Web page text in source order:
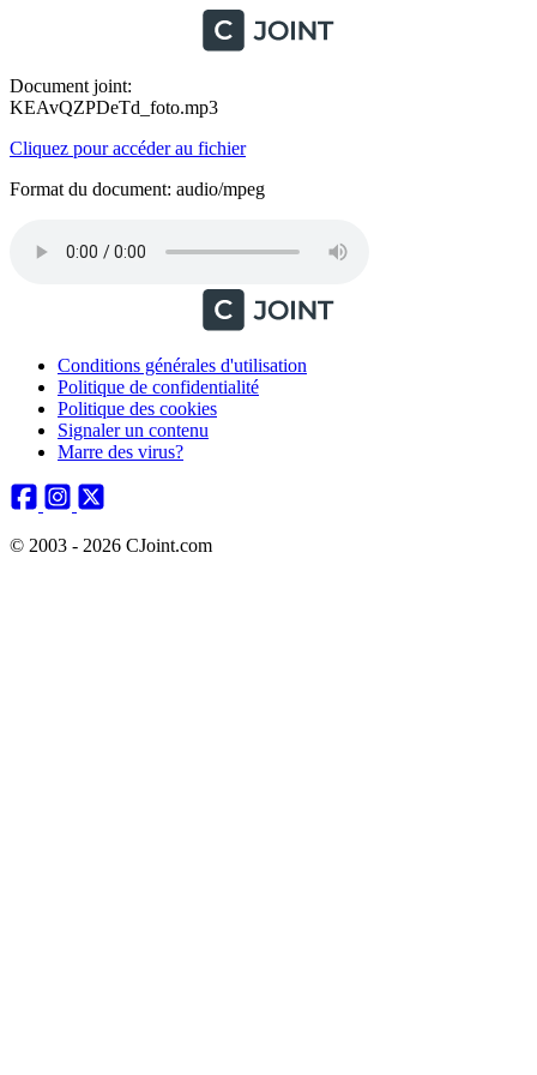
Document joint:
KEAvQZPDeTd_foto.mp3
Cliquez pour accéder au fichier
Format du document: audio/mpeg
Conditions générales d'utilisation
Politique de confidentialité
Politique des cookies
Signaler un contenu
Marre des virus?
© 2003 - 2026 CJoint.com